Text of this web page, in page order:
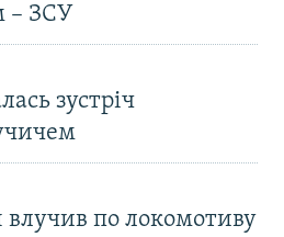
– ЗСУ
зустріч
влучив по локомотиву